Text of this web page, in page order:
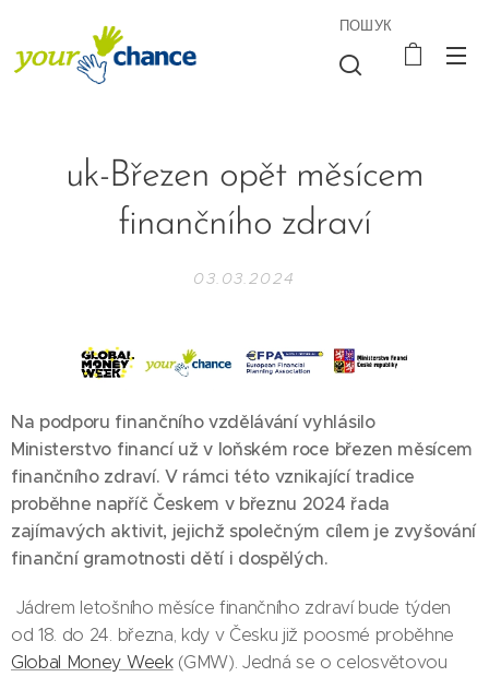
ПОШУК
uk-Březen opět měsícem
finančního zdraví
03.03.2024
Na podporu finančního vzdělávání vyhlásilo
Ministerstvo financí už v loňském roce březen měsícem
finančního zdraví. V rámci této vznikající tradice
proběhne napříč Českem v březnu 2024 řada
zajímavých aktivit, jejichž společným cílem je zvyšování
finanční gramotnosti dětí i dospělých.
Jádrem letošního měsíce finančního zdraví bude týden
od 18. do 24. března, kdy v Česku již poosmé proběhne
Global Money Week(GMW). Jedná se o celosvětovou